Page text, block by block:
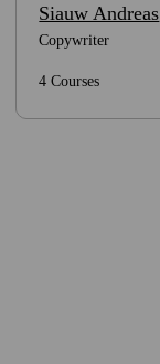
Siauw Andreas
Copywriter
4 Courses